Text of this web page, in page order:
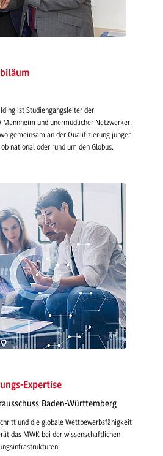
ist Studiengangsleiter der
Mannheim und unermüdlicher Netzwerker.
gemeinsam an der Qualifizierung junger
national oder rund um den Globus.
Expertise
Baden-Württemberg
und die globale Wettbewerbsfähigkeit
das MWK bei der wissenschaftlichen